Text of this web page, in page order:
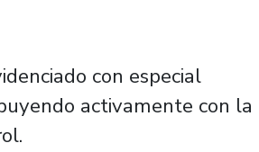
con especial
activamente con la